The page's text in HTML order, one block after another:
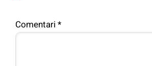
Comentari *